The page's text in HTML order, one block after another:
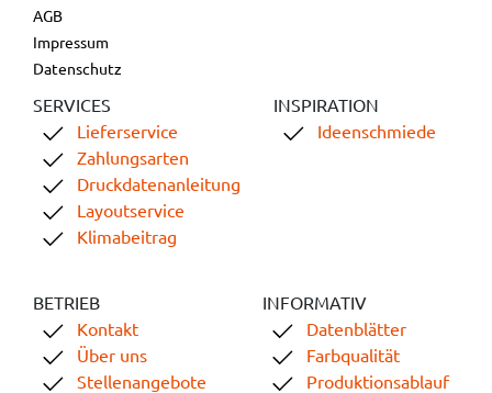
AGB
Impressum
Datenschutz
SERVICES
Lieferservice
Zahlungsarten
Druckdatenanleitung
Layoutservice
Klimabeitrag
INSPIRATION
Ideenschmiede
BETRIEB
Kontakt
Über uns
Stellenangebote
INFORMATIV
Datenblätter
Farbqualität
Produktionsablauf